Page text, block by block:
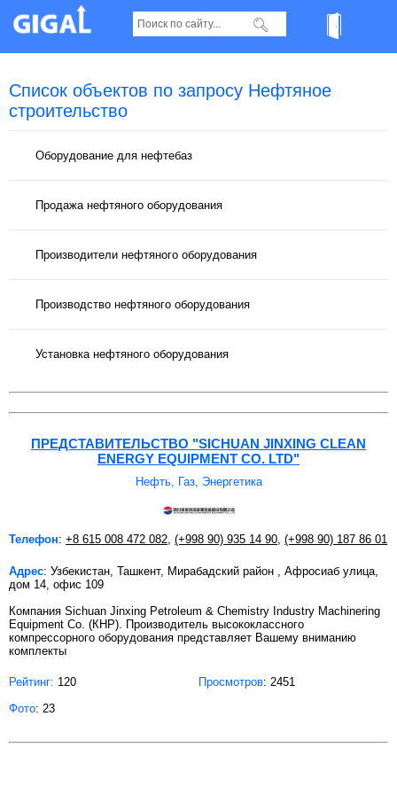
Список объектов по запросу Нефтяное
строительство
Оборудование для нефтебаз
Продажа нефтяного оборудования
Производители нефтяного оборудования
Производство нефтяного оборудования
Установка нефтяного оборудования
ПРЕДСТАВИТЕЛЬСТВО "SICHUAN JINXING CLEAN
ENERGY EQUIPMENT CO. LTD"
Нефть, Газ, Энергетика
Телефон: +8 615 008 472 082, (+998 90) 935 14 90, (+998 90) 187 86 01
Адрес: Узбекистан, Ташкент, Мирабадский район , Афросиаб улица,
дом 14, офис 109
Компания Sichuan Jinxing Petroleum & Chemistry Industry Machinering
Equipment Co. (КНР). Производитель высококлассного
компрессорного оборудования представляет Вашему вниманию
комплекты
Рейтинг: 120 Просмотров: 2451
Фото: 23